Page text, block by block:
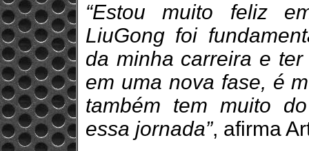
“Estou muito feliz
LiuGong foi
da minha carreira e
em uma nova fase, é
também tem muito
essa jornada”, afirma